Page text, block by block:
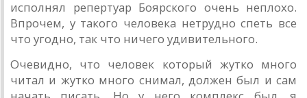
исполнял репертуар Боярского очень неплохо.
Впрочем, у такого человека нетрудно спеть все
что угодно, так что ничего удивительного.
Очевидно, что человек который жутко много
читал и жутко много снимал, должен был и сам